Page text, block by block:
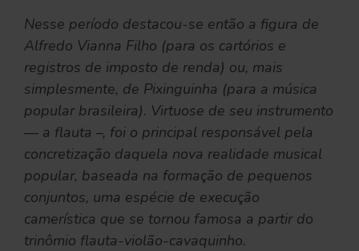
Nesse período destacou-se então a figura de
Alfredo Vianna Filho (para os cartórios e
registros de imposto de renda) ou, mais
simplesmente, de Pixinguinha (para a música
popular brasileira). Virtuose de seu instrumento
— a flauta –, foi o principal responsável pela
concretização daquela nova realidade musical
popular, baseada na formação de pequenos
conjuntos, uma espécie de execução
camerística que se tornou famosa a partir do
trinômio flauta-violão-cavaquinho.